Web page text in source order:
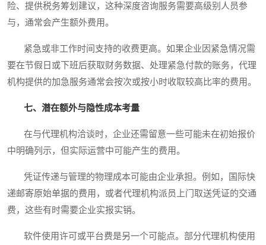
险、提供税务筹划建议，这种深度咨询服务需要高级别人员参
与，通常会产生额外费用。
紧急或非工作时间支持的收费更高。如果企业因紧急情况需
要在节假日或下班后获取财务数据、处理紧急付款的账务，代理
机构提供的加急服务通常会按次或按小时收取较高比率的费用。
七、潜在额外与隐性成本考量
在与代理机构洽谈时，企业还需留意一些可能未在初始报价
中明确列示，但实际运营中可能产生的费用。
凭证传递与管理的物理成本可能由企业承担。例如，国际快
递邮寄原始单据的费用，或者代理机构派员上门取送凭证的交通
费，这些有时需要企业实报实销。
软件使用许可或平台费是另一个可能点。部分代理机构使用